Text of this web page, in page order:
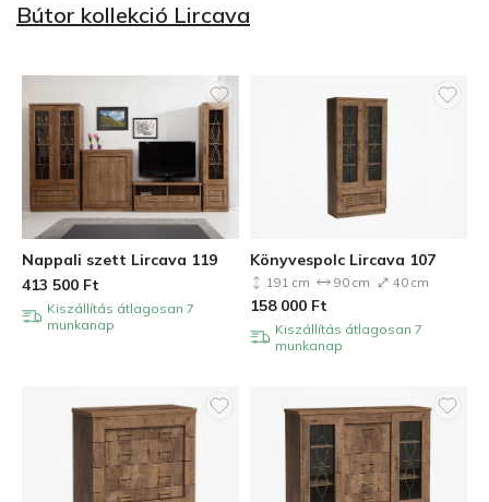
Bútor kollekció Lircava
Nappali szett Lircava 119
413 500 Ft
Kiszállítás átlagosan 7
munkanap
Könyvespolc Lircava 107
191 cm 90 cm 40 cm
158 000 Ft
Kiszállítás átlagosan 7
munkanap